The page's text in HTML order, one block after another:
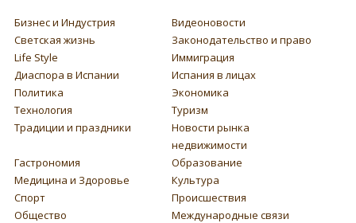
Бизнес и Индустрия
Видеоновости
Светская жизнь
Законодательство и право
Life Style
Иммиграция
Диаспора в Испании
Испания в лицах
Политика
Экономика
Технология
Туризм
Традиции и праздники
Новости рынка
недвижимости
Гастрономия
Образование
Медицина и Здоровье
Культура
Спорт
Происшествия
Общество
Международные связи